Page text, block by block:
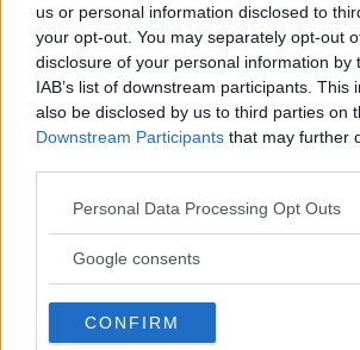
us or personal information disclosed to
your opt-out. You may separately opt-out
disclosure of your personal information by
IAB’s list of downstream participants. This
also be disclosed by us to third parties on
Downstream Participants that may further
Please note that this website/app uses
not limited to your visit or usage behaviour.
use your data for below specified
consent section.
Personal Data Processing Opt Outs
Google consents
CONFIRM